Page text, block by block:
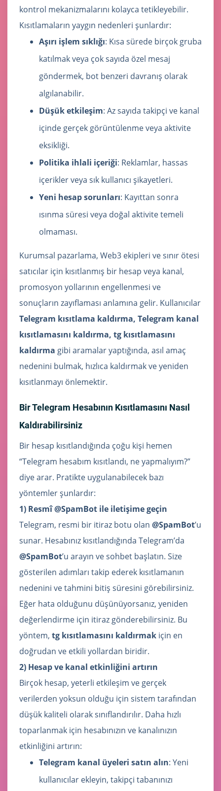
kontrol mekanizmalarını kolayca tetikleyebilir.
Kısıtlamaların yaygın nedenleri şunlardır:
Aşırı işlem sıklığı: Kısa sürede birçok gruba
katılmak veya çok sayıda özel mesaj
göndermek, bot benzeri davranış olarak
algılanabilir.
Düşük etkileşim: Az sayıda takipçi ve kanal
içinde gerçek görüntülenme veya aktivite
eksikliği.
Politika ihlali içeriği: Reklamlar, hassas
içerikler veya sık kullanıcı şikayetleri.
Yeni hesap sorunları: Kayıttan sonra
ısınma süresi veya doğal aktivite temeli
olmaması.
Kurumsal pazarlama, Web3 ekipleri ve sınır ötesi
satıcılar için kısıtlanmış bir hesap veya kanal,
promosyon yollarının engellenmesi ve
sonuçların zayıflaması anlamına gelir. Kullanıcılar
Telegram kısıtlama kaldırma, Telegram kanal
kısıtlamasını kaldırma, tg kısıtlamasını
kaldırma gibi aramalar yaptığında, asıl amaç
nedenini bulmak, hızlıca kaldırmak ve yeniden
kısıtlanmayı önlemektir.
Bir Telegram Hesabının Kısıtlamasını Nasıl
Kaldırabilirsiniz
Bir hesap kısıtlandığında çoğu kişi hemen
“Telegram hesabım kısıtlandı, ne yapmalıyım?”
diye arar. Pratikte uygulanabilecek bazı
yöntemler şunlardır:
1) Resmî @SpamBot ile iletişime geçin
Telegram, resmi bir itiraz botu olan @SpamBot’u
sunar. Hesabınız kısıtlandığında Telegram’da
@SpamBot’u arayın ve sohbet başlatın. Size
gösterilen adımları takip ederek kısıtlamanın
nedenini ve tahmini bitiş süresini görebilirsiniz.
Eğer hata olduğunu düşünüyorsanız, yeniden
değerlendirme için itiraz gönderebilirsiniz. Bu
yöntem, tg kısıtlamasını kaldırmak için en
doğrudan ve etkili yollardan biridir.
2) Hesap ve kanal etkinliğini artırın
Birçok hesap, yeterli etkileşim ve gerçek
verilerden yoksun olduğu için sistem tarafından
düşük kaliteli olarak sınıflandırılır. Daha hızlı
toparlanmak için hesabınızın ve kanalınızın
etkinliğini artırın:
Telegram kanal üyeleri satın alın: Yeni
kullanıcılar ekleyin, takipçi tabanınızı